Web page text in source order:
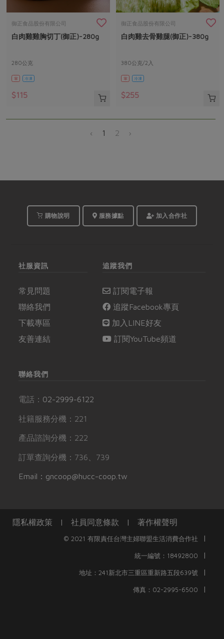
御正食品股份有限公司
白肉雞雞胸切丁(御正)-280g
280公克
葷 冷凍
$115
御正食品股份有限公司
白肉雞去骨雞腿(御正)-380g
380公克/2入
葷 冷凍
$255
‹ 1 2 ›
購物說明 服務據點 加入合作社
社服資訊
常見問題
聯絡我們
下載專區
友善連結
追蹤我們
訂閱電子報
追蹤Facebook專頁
加入LINE好友
訂閱YouTube頻道
聯絡我們
電話： 02-2999-6122
社籍服務分機：221
產品諮詢分機：222
訂單查詢分機：736、739
Email：gncoop@hucc-coop.tw
隱私權政策 | 社員同意條款 | 著作權聲明
© 2021 有限責任台灣主婦聯盟生活消費合作社 |
統一編號：18492800 |
地址：241新北市三重區重新路五段639號 |
傳真：02-2995-6500 |